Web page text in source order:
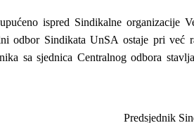
ispred Sindikalne organizacije
odbor Sindikata UnSA ostaje pri već
sa sjednica Centralnog odbora
Predsjednik